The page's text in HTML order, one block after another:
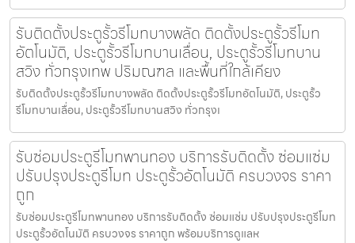
รับติดตั้งประตูรั้วรีโมทบางพลัด ติดตั้งประตูรั้วรีโมท
อัตโนมัติ, ประตูรั้วรีโมทบานเลื่อน, ประตูรั้วรีโมทบาน
สวิง ทั่วกรุงเทพ ปริมณฑล และพื้นที่ใกล้เคียง
รับติดตั้งประตูรั้วรีโมทบางพลัด ติดตั้งประตูรั้วรีโมทอัตโนมัติ, ประตูรั้ว
รีโมทบานเลื่อน, ประตูรั้วรีโมทบานสวิง ทั่วกรุงเ
รับซ่อมประตูรีโมทพานทอง บริการรับติดตั้ง ซ่อมแซ่ม
ปรับปรุงประตูรีโมท ประตูรั้วอัตโนมัติ ครบวงจร ราคา
ถูก
รับซ่อมประตูรีโมทพานทอง บริการรับติดตั้ง ซ่อมแซ่ม ปรับปรุงประตูรีโมท
ประตูรั้วอัตโนมัติ ครบวงจร ราคาถูก พร้อมบริการดูแลห